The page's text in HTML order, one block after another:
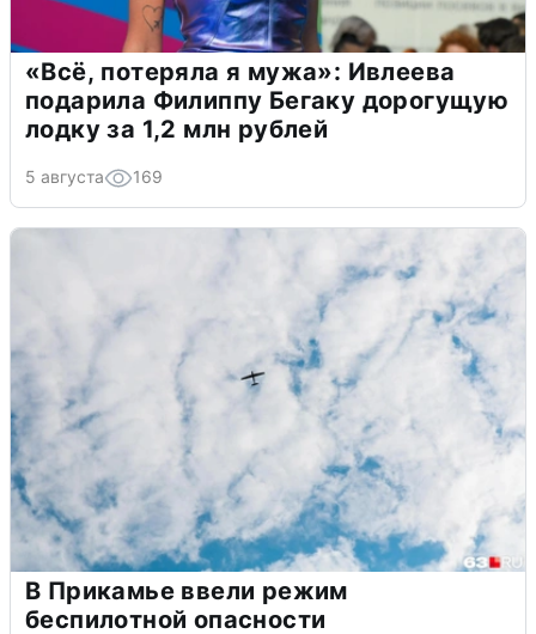
«Всё, потеряла я мужа»: Ивлеева
подарила Филиппу Бегаку дорогущую
лодку за 1,2 млн рублей
5 августа 169
В Прикамье ввели режим
беспилотной опасности